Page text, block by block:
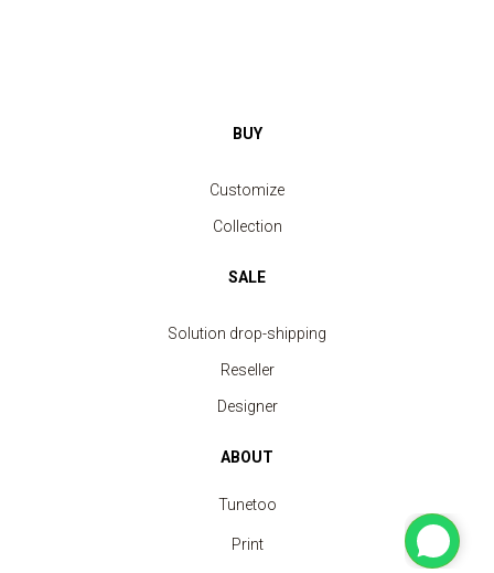
BUY
Customize
Collection
SALE
Solution drop-shipping
Reseller
Designer
ABOUT
Tunetoo
Print